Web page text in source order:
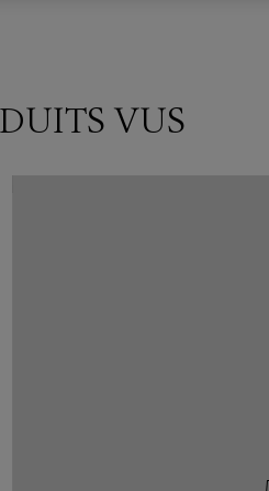
VUS